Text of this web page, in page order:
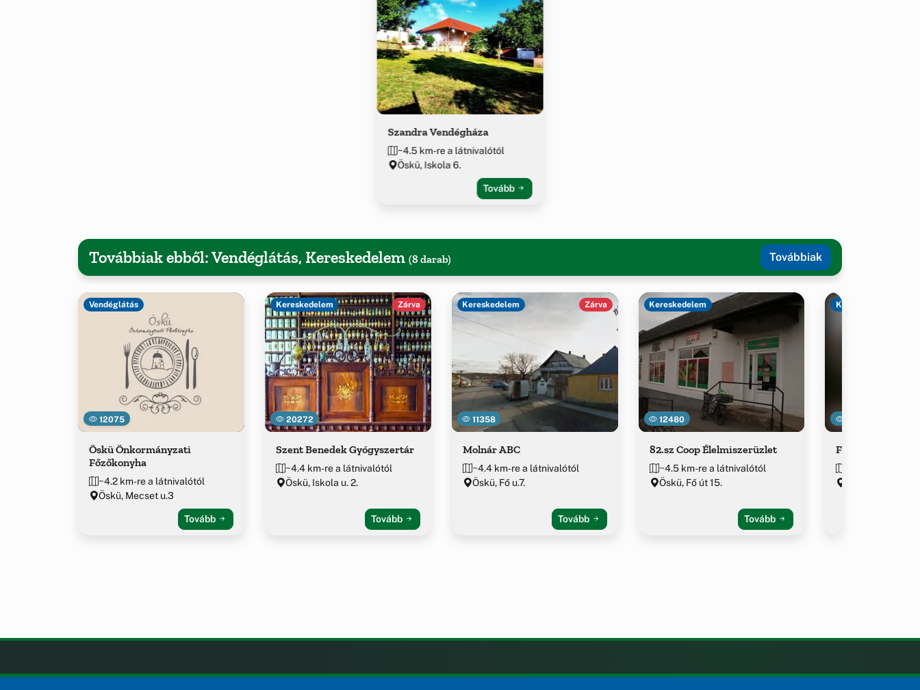
Szandra Vendégháza
~4.5 km-re a látnivalótól
Öskü, Iskola 6.
Tovább
Továbbiak ebből: Vendéglátás, Kereskedelem (8 darab) Továbbiak
12075
Vendéglátás
Öskü Önkormányzati
Főzőkonyha
~4.2 km-re a látnivalótól
Öskü, Mecset u.3
Tovább
20272
Kereskedelem Zárva
Szent Benedek Gyógyszertár
~4.4 km-re a látnivalótól
Öskü, Iskola u. 2.
Tovább
11358
Kereskedelem Zárva
Molnár ABC
~4.4 km-re a látnivalótól
Öskü, Fő u.7.
Tovább
12480
Kereskedelem
82.sz Coop Élelmiszerüzlet
~4.5 km-re a látnivalótól
Öskü, Fő út 15.
Tovább
Kereskedelem
Frézia Virág és
OLDALAK KIEGÉSZÍTÉS KAPCSOLAT